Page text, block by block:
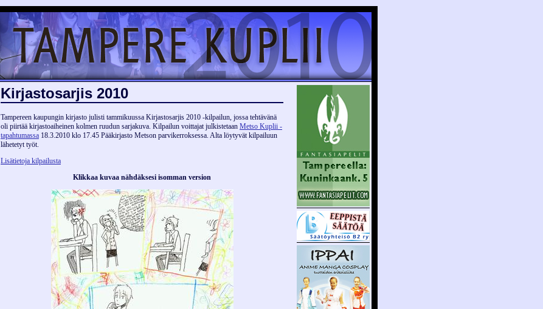
Kirjastosarjis 2010
Tampereen kaupungin kirjasto julisti tammikuussa Kirjastosarjis 2010 -kilpailun, jossa tehtävänä
oli piirtää kirjastoaiheinen kolmen ruudun sarjakuva. Kilpailun voittajat julkistetaan Metso Kuplii -
tapahtumassa 18.3.2010 klo 17.45 Pääkirjasto Metson parvikerroksessa. Alta löytyvät kilpailuun
lähetetyt työt.
Lisätietoja kilpailusta
Klikkaa kuvaa nähdäksesi isomman version